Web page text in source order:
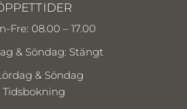
Fre: 08.00 – 17.00
& Söndag: Stängt
& Söndag
Tidsbokning